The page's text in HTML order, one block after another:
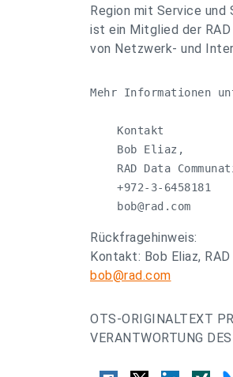
Region mit Service
ist ein Mitglied der
von Netzwerk- und
Mehr Informationen
    Kontakt
    Bob Eliaz,
RAD Data
    +972-3-6458181
bob@rad.com
Rückfragehinweis:
Kontakt: Bob Eliaz,
bob@rad.com
OTS-ORIGINALTEXT
VERANTWORTUNG